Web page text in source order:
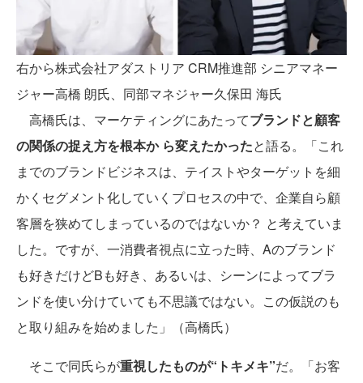
右から株式会社アダストリア CRM推進部 シニアマネー
ジャー高橋 朗氏、同部マネジャー久保田 海氏
高橋氏は、マーケティングにあたってブランドと顧客
の関係の捉え方を根本か ら変えたかったと語る。「これ
までのブランドビジネスは、テイストやターゲットを細
かくセグメント化していくプロセスの中で、企業自ら顧
客層を狭めてしまっているのではないか？ と考えていま
した。ですが、一消費者視点に立った時、Aのブランド
も好きだけどBも好き、あるいは、シーンによってブラ
ンドを使い分けていても不思議ではない。この仮説のも
と取り組みを始めました」（高橋氏）
そこで同氏らが重視したものが“トキメキ”だ。「お客